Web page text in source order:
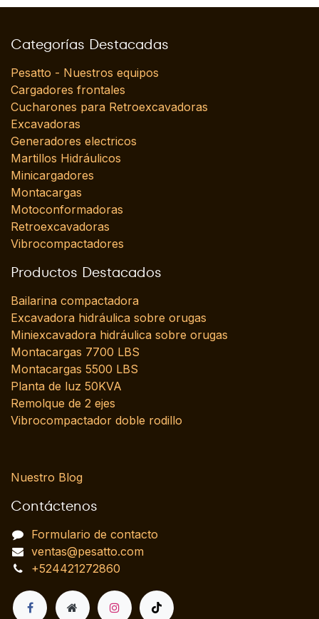
Categorías Destacadas
Pesatto - Nuestros equipos
Cargadores frontales
Cucharones para Retroexcavadoras
Excavadoras
Generadores electricos
Martillos Hidráulicos
Minicargadores
Montacargas
Motoconformadoras
Retroexcavadoras
Vibrocompactadores
Productos Destacados
Bailarina compactadora
Excavadora hidráulica sobre orugas
Miniexcavadora hidráulica sobre orugas
Montacargas 7700 LBS
Montacargas 5500 LBS
Planta de luz 50KVA
Remolque de 2 ejes
Vibrocompactador doble rodillo
Nuestro Blog
Contáctenos
Formulario de contacto
ventas@pesatto.com
+524421272860